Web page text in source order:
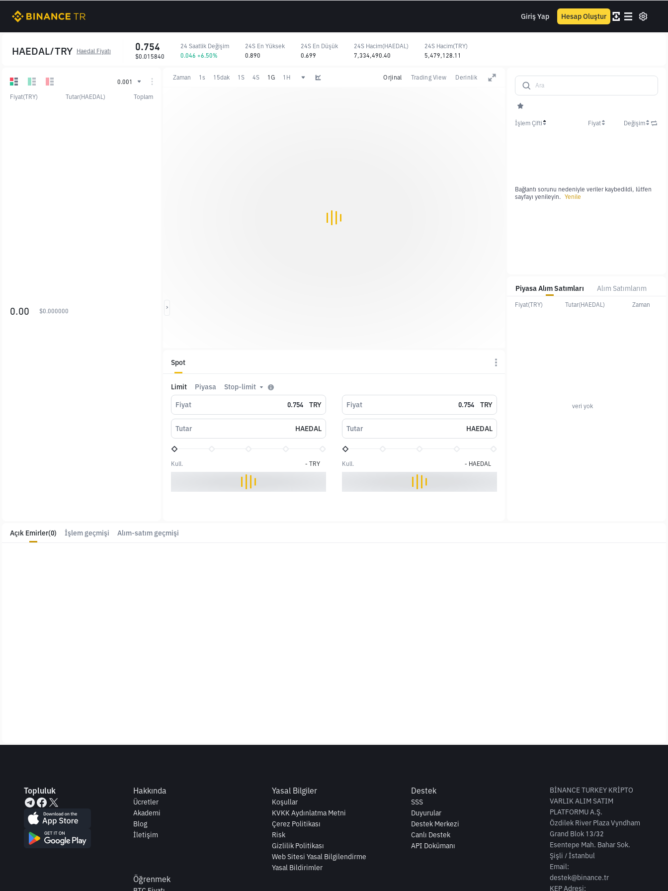
Giriş Yap Hesap Oluştur
0.001
Fiyat(TRY)
Tutar(HAEDAL) Toplam
0.00 $0.000000
Zaman 1s 15dak 1S 4S 1G 1H Orjinal Trading View Derinlik
HAEDAL/TRY Haedal Fiyatı 0.754
$0.015840
24 Saatlik Değişim
0.046 +6.50%
24S En Yüksek
0.890
24S En Düşük
0.699
24S Hacim(HAEDAL)
7,334,490.40
24S Hacim(TRY)
5,479,128.11
Spot
Limit Piyasa
Stop-limit
Fiyat
TRY
Tutar HAEDAL
Kull. - TRY
Fiyat TRY
Tutar HAEDAL
Kull. - HAEDAL
Piyasa Alım Satımları Alım Satımlarım
Fiyat(TRY) Tutar(HAEDAL) Zaman
veri yok
İşlem Çifti Fiyat Değişim
Bağlantı sorunu nedeniyle veriler kaybedildi, lütfen
sayfayı yenileyin. Yenile
Açık Emirler(0) İşlem geçmişi Alım-satım geçmişi
Topluluk Hakkında
Ücretler
Akademi
Blog
İletişim
Yasal Bilgiler
Koşullar
KVKK Aydınlatma Metni
Çerez Politikası
Risk
Gizlilik Politikası
Web Sitesi Yasal Bilgilendirme
Yasal Bildirimler
Destek
SSS
Duyurular
Destek Merkezi
Canlı Destek
API Dokümanı
Öğrenmek
BİNANCE TURKEY KRİPTO
VARLIK ALIM SATIM
PLATFORMU A.Ş.
Özdilek River Plaza Vyndham
Grand Blok 13/32
Esentepe Mah. Bahar Sok.
Şişli / İstanbul
Email:
destek@binance.tr
KEP Adresi: